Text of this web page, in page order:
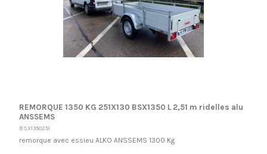
REMORQUE 1350 KG 251X130 BSX1350 L 2,51 m ridelles alu
ANSSEMS
BSX1350251
remorque avec essieu ALKO ANSSEMS 1300 Kg